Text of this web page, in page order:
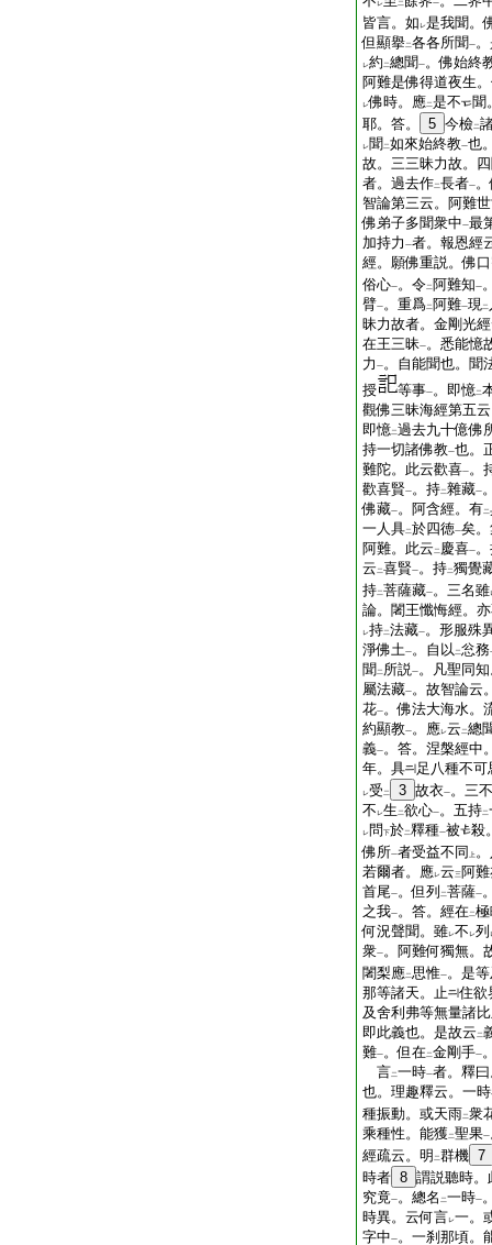
レ 二 一
皆言。如 レ是我聞。
但顯擧二各各所聞一
レ約 二總聞一。佛始終
阿難是佛得道夜生
レ佛時。應二是不
聞
耶。答。
5 今檢二
レ聞 二如來始終教一也
故。三三昧力故。
者。過去作二長者一
智論第三云。阿難
佛弟子多聞衆中一最
加持力 一者。報恩經
經。願佛重説。佛
俗心一。令二 阿難知一
臂一。重爲二 阿難一現二
昧力故者。金剛光
在王三昧一。悉能憶
力 一。自能聞也。聞
授
等事一。即憶二
觀佛三昧海經第五
即憶二過去九十億佛
持一切諸佛教一也。
難陀。此云歡喜一。
歡喜賢一。持二雜藏一
佛藏一。阿含經。有二
一人具二於四徳一矣
阿難。此云 二 慶喜一
云 二喜賢一。持二獨覺
持二菩薩藏一。三名雖
論。闍王懺悔經。
レ持二法藏一。形服殊
淨佛土一。自以 二忩務
聞 二 所説一。凡聖同
屬法藏一。故智論云
花一。佛法大海水。
約顯教一。應レ云 二總
義一。答。涅槃經中
年。具
足八種不可
レ受 二 3 故衣一。三不
不 レ生 二欲心一。五持二
レ問下於二釋種一被
殺
佛所一者受益不同 上
若爾者。應レ云三阿
首尾一。但列 二菩薩一
之我一。答。經在二
何況聲聞。雖レ不 レ列
衆一。阿難何獨無。
闍梨應二思惟一。是
那等諸天。止
住欲
及舍利弗等無量諸
即此義也。是故云 二
難一。但在二金剛手一
言二一時一者。釋
也。理趣釋云。一
種振動。或天雨二衆
乘種性。能獲二聖果一
經疏云。明 二群機 7
時者 8 謂説聽時。
究竟一。總名 二一時一
時異。云何言レ一。
字中一。一刹那頃。